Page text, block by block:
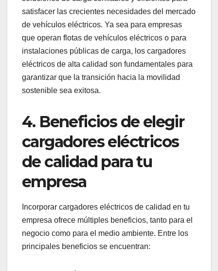
satisfacer las crecientes necesidades del mercado
de vehículos eléctricos. Ya sea para empresas
que operan flotas de vehículos eléctricos o para
instalaciones públicas de carga, los cargadores
eléctricos de alta calidad son fundamentales para
garantizar que la transición hacia la movilidad
sostenible sea exitosa.
4. Beneficios de elegir
cargadores eléctricos
de calidad para tu
empresa
Incorporar cargadores eléctricos de calidad en tu
empresa ofrece múltiples beneficios, tanto para el
negocio como para el medio ambiente. Entre los
principales beneficios se encuentran: